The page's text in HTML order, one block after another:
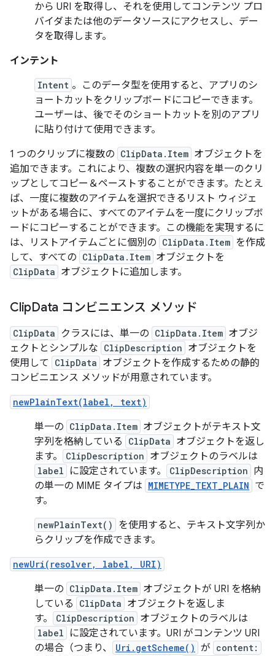
から URI を取得し、それを使用してコンテンツ プロ
バイダまたは他のデータソースにアクセスし、デー
タを取得します。
インテント
Intent 。このデータ型を使用すると、アプリのシ
ョートカットをクリップボードにコピーできます。
ユーザーは、後でそのショートカットを別のアプリ
に貼り付けて使用できます。
1 つのクリップに複数の ClipData.Item オブジェクトを
追加できます。これにより、複数の選択内容を単一のクリ
ップとしてコピー＆ペーストすることができます。たとえ
ば、一度に複数のアイテムを選択できるリスト ウィジェ
ットがある場合に、すべてのアイテムを一度にクリップボ
ードにコピーすることができます。この機能を実現するに
は、リストアイテムごとに個別の ClipData.Item を作成
して、すべての ClipData.Item オブジェクトを
ClipData オブジェクトに追加します。
ClipData コンビニエンス メソッド
ClipData クラスには、単一の ClipData.Item オブジ
ェクトとシンプルな ClipDescription オブジェクトを
使用して
ClipData オブジェクトを作成するための静的
コンビニエンス メソッドが用意されています。
newPlainText(label, text)
単一の ClipData.Item オブジェクトがテキスト文
字列を格納している
ClipData オブジェクトを返し
ます。
ClipDescription オブジェクトのラベルは
label に設定されています。 ClipDescription 内
の単一の MIME タイプは MIMETYPE_TEXT_PLAIN で
す。
newPlainText()
を使用すると、テキスト文字列か
らクリップを作成できます。
newUri(resolver, label, URI)
単一の ClipData.Item オブジェクトが URI を格納
している
ClipData オブジェクトを返しま
す。
ClipDescription オブジェクトのラベルは
label
に設定されています。URI がコンテンツ URI
の場合（つまり、
Uri.getScheme() が content: